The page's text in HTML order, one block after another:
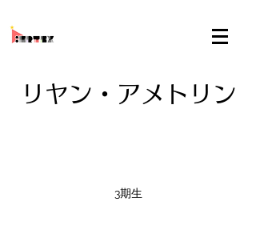
リヤン・アメトリン
3期生